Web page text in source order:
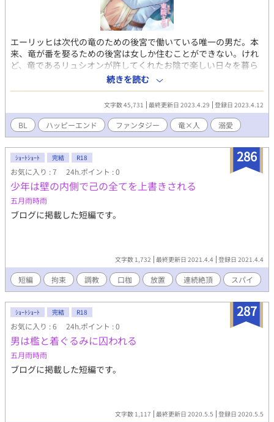
エーリッヒは次代の竜のための後宮で働いている唯一の男だ。本
来、竜が番を娶るための後宮は女しか住むことができない。けれ
ど、竜であるリュシオンが許してくれたお陰で楽しい日々を暮ら
していた。 ある日大人になったリュシオンに「エーリッヒ、これ
からは私の相手をしてもらう。竜の気は放置しておくと危険なん
だ。番を失った竜が弱るのは、自分の気を放てないからだ。番に
することが出来なくて申し訳ないが……」と言われて、身代わり
となることを決めた。竜が危険ということは災害に等しいことな
のだ。 そして身代わりとなったエーリッヒは二年の時を過ご
し……、ついにリュシオンの番が後宮へとやってくることにな
り……。 以前投稿した作品の改稿したものです。
続きを読む
文字数 45,731 最終更新日 2023.4.29 登録日 2023.4.12
BL ハッピーエンド ファンタジー 竜×人 溺愛
286
ｼｮｰﾄｼｮｰﾄ 完結 R18
お気に入り : 7 24h.ポイント : 0
少年は壁の内側で己の全てを上書きされる
五月雨時雨
ブログに掲載した短編です。
文字数 1,732 最終更新日 2021.4.4 登録日 2021.4.4
短編 拘束 調教 口枷 放置 連続絶頂 スパイ
287
ｼｮｰﾄｼｮｰﾄ 完結 R18
お気に入り : 6 24h.ポイント : 0
男は檻と着ぐるみに囚われる
五月雨時雨
ブログに掲載した短編です。
文字数 1,117 最終更新日 2020.5.5 登録日 2020.5.5